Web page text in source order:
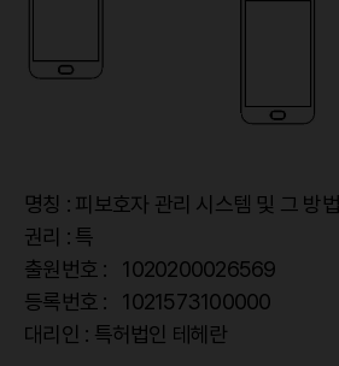
명칭 : 피보호자 관리 시스템 및 그 방법
권리 : 특
출원번호 : 1020200026569
등록번호 : 1021573100000
대리인 : 특허법인 테헤란